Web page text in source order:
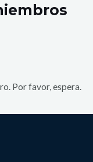
Por favor, espera.